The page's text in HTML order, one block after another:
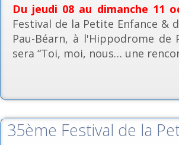
Du jeudi 08 au dimanche 11
Festival de la Petite Enfance &
Pau-Béarn, à l'Hippodrome de
sera “Toi, moi, nous… une
35ème Festival de la